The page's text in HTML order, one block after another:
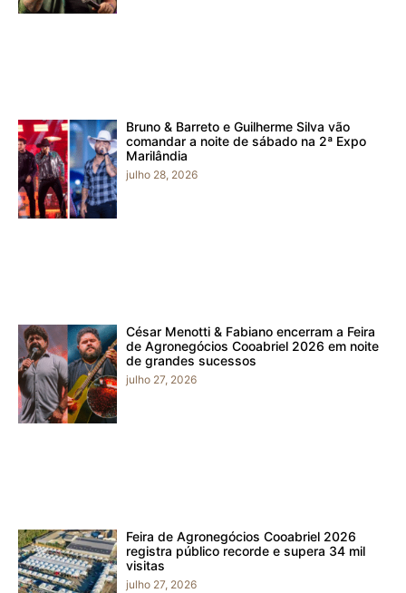
Bruno & Barreto e Guilherme Silva vão
comandar a noite de sábado na 2ª Expo
Marilândia
julho 28, 2026
César Menotti & Fabiano encerram a Feira
de Agronegócios Cooabriel 2026 em noite
de grandes sucessos
julho 27, 2026
Feira de Agronegócios Cooabriel 2026
registra público recorde e supera 34 mil
visitas
julho 27, 2026